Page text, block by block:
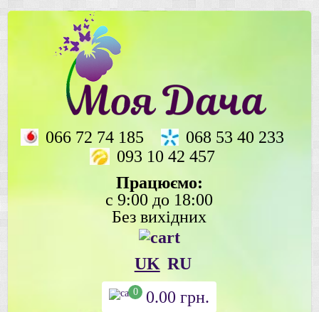
066 72 74 185
068 53 40 233
093 10 42 457
Працюємо:
с 9:00 до 18:00
Без вихідних
UK RU
0 0.00грн.